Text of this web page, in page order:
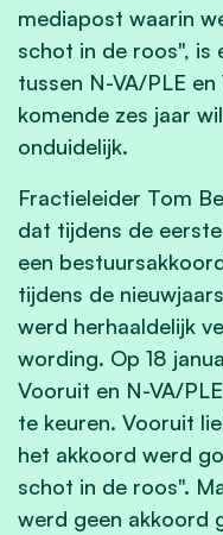
mediapost waarin
schot in de roos", is
tussen N-VA/PLE
komende zes jaar
onduidelijk.
Fractieleider Tom
dat tijdens de
een
tijdens de
werd herhaaldelijk
wording. Op 18
Vooruit en N-VA/
te keuren. Vooruit
het akkoord werd
schot in de roos".
werd geen akkoord